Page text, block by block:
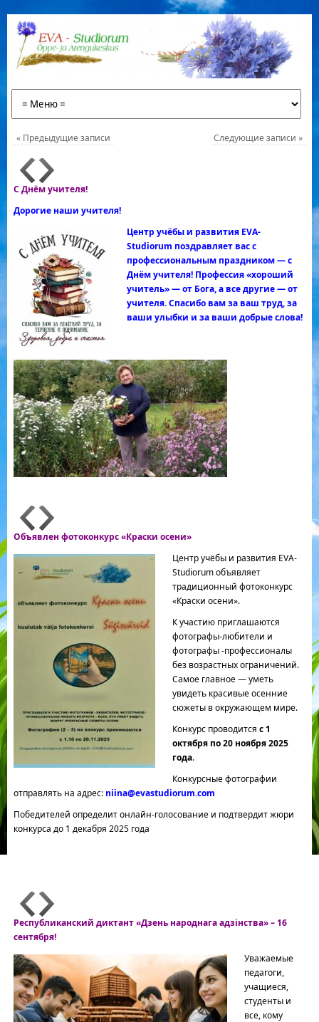
«Предыдущие записи Следующие записи»
С Днём учителя!
Дорогие наши учителя!
Центр учёбы и развития EVA-
Studiorum поздравляет вас с
профессиональным праздником — с
Днём учителя! Профессия «хороший
учитель» — от Бога, а вседругие — от
учителя. Спасибо вам за ваш труд, за
ваши улыбки и за ваши добрые слова!
Объявлен фотоконкурс «Краски осени»
Центр учёбы и развития EVA-
Studiorum объявляет
традиционный фотоконкурс
«Краски осени».
К участию приглашаются
фотографы-любители и
фотографы -профессионалы
без возрастных ограничений.
Самое главное — уметь
увидеть красивые осенние
сюжеты в окружающем мире.
Конкурс проводится с 1
октября по 20 ноября 2025
года.
Конкурсные фотографии
отправлять на адрес: niina@evastudiorum.com
Победителей определит онлайн-голосование и подтвердит жюри
конкурса до 1 декабря 2025 года
Республиканский диктант «Дзень народнага адзінства» – 16
сентября!
Уважаемые
педагоги,
учащиеся,
студенты и
все, кому